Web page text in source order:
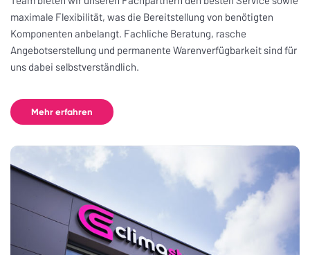
maximale Flexibilität, was die Bereitstellung von benötigten
Komponenten anbelangt. Fachliche Beratung, rasche
Angebotserstellung und permanente Warenverfügbarkeit sind für
uns dabei selbstverständlich.
Mehr erfahren